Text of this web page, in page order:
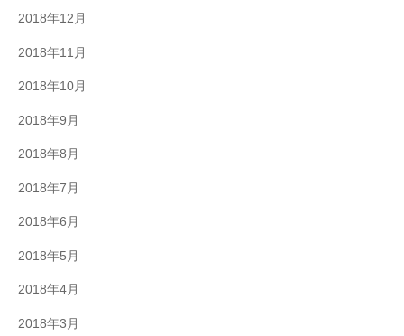
2018年12月
2018年11月
2018年10月
2018年9月
2018年8月
2018年7月
2018年6月
2018年5月
2018年4月
2018年3月